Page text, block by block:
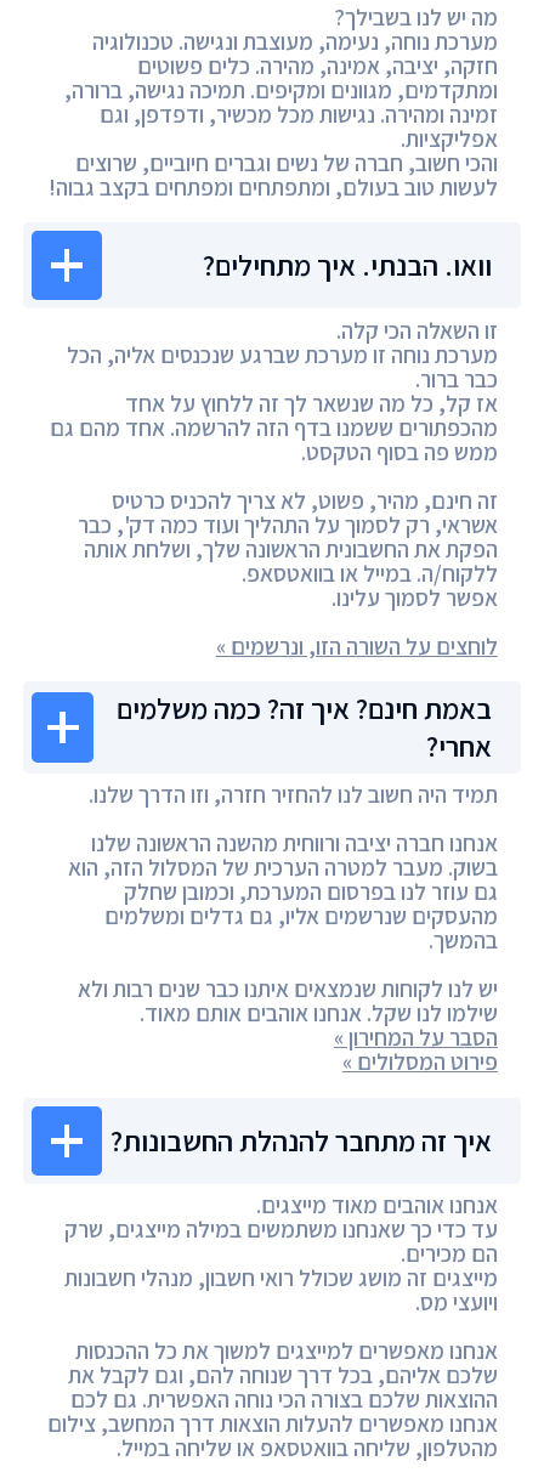
מה יש לנו בשבילך?
מערכת נוחה, נעימה, מעוצבת ונגישה. טכנולוגיה
חזקה, יציבה, אמינה, מהירה. כלים פשוטים
ומתקדמים, מגוונים ומקיפים. תמיכה נגישה, ברורה,
זמינה ומהירה. נגישות מכל מכשיר, ודפדפן, וגם
אפליקציות.
והכי חשוב, חברה של נשים וגברים חיוביים, שרוצים
לעשות טוב בעולם, ומתפתחים ומפתחים בקצב גבוה!
וואו. הבנתי. איך מתחילים?
זו השאלה הכי קלה.
מערכת נוחה זו מערכת שברגע שנכנסים אליה, הכל
כבר ברור.
אז קל, כל מה שנשאר לך זה ללחוץ על אחד
מהכפתורים ששמנו בדף הזה להרשמה. אחד מהם גם
ממש פה בסוף הטקסט.
זה חינם, מהיר, פשוט, לא צריך להכניס כרטיס
אשראי, רק לסמוך על התהליך ועוד כמה דק', כבר
הפקת את החשבונית הראשונה שלך, ושלחת אותה
ללקוח/ה. במייל או בוואטסאפ.
אפשר לסמוך עלינו.
לוחצים על השורה הזו, ונרשמים »
באמת חינם? איך זה? כמה משלמים
אחרי?
תמיד היה חשוב לנו להחזיר חזרה, וזו הדרך שלנו.
אנחנו חברה יציבה ורווחית מהשנה הראשונה שלנו
בשוק. מעבר למטרה הערכית של המסלול הזה, הוא
גם עוזר לנו בפרסום המערכת, וכמובן שחלק
מהעסקים שנרשמים אליו, גם גדלים ומשלמים
בהמשך.
יש לנו לקוחות שנמצאים איתנו כבר שנים רבות ולא
שילמו לנו שקל. אנחנו אוהבים אותם מאוד.
הסבר על המחירון »
פירוט המסלולים »
איך זה מתחבר להנהלת החשבונות?
אנחנו אוהבים מאוד מייצגים.
עד כדי כך שאנחנו משתמשים במילה מייצגים, שרק
הם מכירים.
מייצגים זה מושג שכולל רואי חשבון, מנהלי חשבונות
ויועצי מס.
אנחנו מאפשרים למייצגים למשוך את כל ההכנסות
שלכם אליהם, בכל דרך שנוחה להם, וגם לקבל את
ההוצאות שלכם בצורה הכי נוחה האפשרית. גם לכם
אנחנו מאפשרים להעלות הוצאות דרך המחשב, צילום
מהטלפון, שליחה בוואטסאפ או שליחה במייל.